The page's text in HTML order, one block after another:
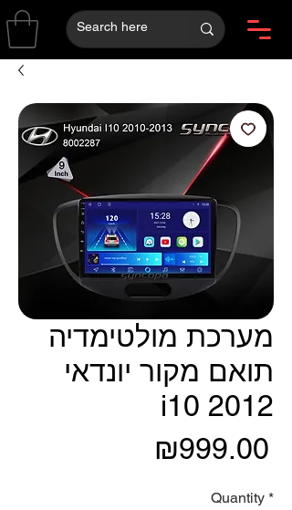
מערכת מולטימדיה
תואם מקור יונדאי
i10 2012
₪999.00
Quantity *